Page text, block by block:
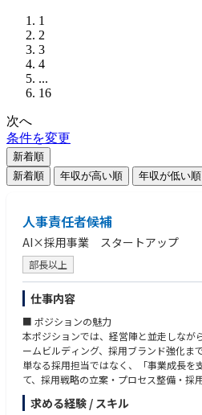
1
2
3
4
...
16
次へ
条件を変更
新着順
新着順
年収が高い順 年収が低い順
人事責任者候補
AI×採用事業 スタートアップ
部長以上
仕事内容
■ ポジションの魅力
本ポジションでは、経営陣と並走しなが
ームビルディング、採用ブランド強化ま
単なる採用担当ではなく、「事業成長を
て、採用戦略の立案・プロセス整備・採
メントを一気通貫で推進していただきます
求める経験 / スキル